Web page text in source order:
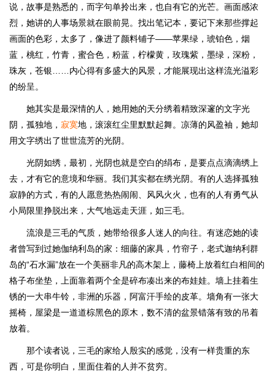
说，故事是熟悉的，而字句单拎出来，也自有它的光芒。画面感浓
烈，她讲的人事场景就在眼前晃。找出笔记本，要记下来那些撑起
画面的色彩，太多了，像进了颜料铺子——苹果绿，琥铂色，烟
蓝，桃红，竹青，蜜合色，粉蓝，柠檬黄，玫瑰紫，墨绿，深粉，
珠灰，苍银……内心得有多盛大的风景，才能展现出这样流光溢彩
的纷呈。
她其实是最深情的人，她用她的天分绣着精致深邃的文字光
阴，孤独地， 寂寞地，滚滚红尘里默默起舞。凉薄的风盈袖，她却
用文字绣出了世世流芳的光阴。
光阴如绣，最初，光阴也就是空白的绢布，是要点点滴滴绣上
去，才有它的意境和华丽。我们其实都在绣光阴。有的人选择孤独
寂静的方式，有的人愿意热热闹闹、风风火火，也有的人有勇气从
小局限里挣脱出来，大气地远走天涯，如三毛。
流浪是三毛的气质，她带给很多人迷人的向往。有迷恋她的读
者曾写到过她伽纳利岛的家：细藤的家具，竹帘子，老式迦纳利群
岛的“石水漏”放在一个美丽非凡的高木架上，藤椅上放着红白相间的
格子布坐垫，上面靠着两个全是碎布凑出来的布娃娃。墙上挂着生
锈的一大串牛铃，非洲的乐器，阿富汗手绘的皮革。墙角有一张大
摇椅，屋梁是一道道棕黑色的原木，数不清的盆景错落有致的吊着
放着。
那个读者说，三毛的家给人殷实的感觉，没有一样贵重的东
西，可是你明白，里面住着的人并不贫穷。